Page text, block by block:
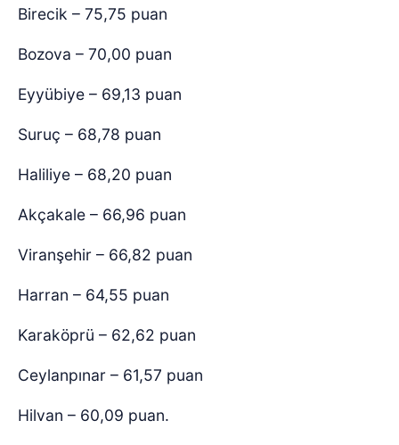
Birecik – 75,75 puan
Bozova – 70,00 puan
Eyyübiye – 69,13 puan
Suruç – 68,78 puan
Haliliye – 68,20 puan
Akçakale – 66,96 puan
Viranşehir – 66,82 puan
Harran – 64,55 puan
Karaköprü – 62,62 puan
Ceylanpınar – 61,57 puan
Hilvan – 60,09 puan.